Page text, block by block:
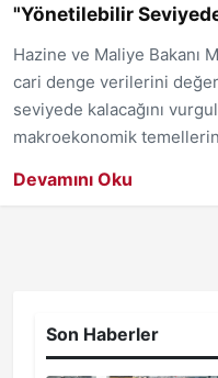
"Yönetilebilir
Hazine ve Maliye Bakanı
cari denge verilerini
seviyede kalacağını
makroekonomik
Devamını Oku
Son Haberler